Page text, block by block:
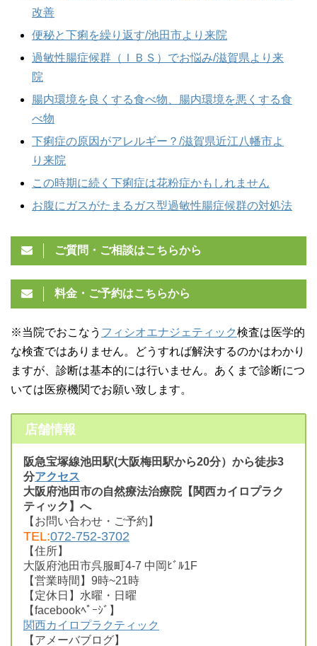
改善
便秘と下痢を繰り返す/池田市より来院
過敏性腸症候群（ＩＢＳ）でお悩み/滋賀県より来
院
腸内環境を良くする食べ物、腸内環境を悪くする食
べ物
下痢症の原因がアレルギー？/滋賀県近江八幡市よ
り来院
この時期に続く下痢症は花粉症かもしれません
お腹にガスがたまるガス型過敏性腸症候群の対処法
ご質問・ご相談はこちらから
料金・ご予約はこちらから
※当院でおこなう フィシオエナジェティック検査は医学的
な検査ではありません。どうすれば解決するのかはわかり
ますが、診断は基本的には行いません。あくまで診断につ
いては医療機関でお願い致します。
店舗情報
阪急宝塚線池田駅(大阪梅田駅から20分）から徒歩3
分アクセス
大阪府池田市の自然療法治療院【関西カイロプラク
ティック】へ
【お問い合わせ・ご予約】
TEL:072-752-3702
【住所】
大阪府池田市呉服町4-7 中岡ﾋﾞﾙ1F
【営業時間】9時~21時
【定休日】水曜・日曜
【facebookﾍﾟｰｼﾞ】
関西カイロプラクティック
【アメーバブログ】